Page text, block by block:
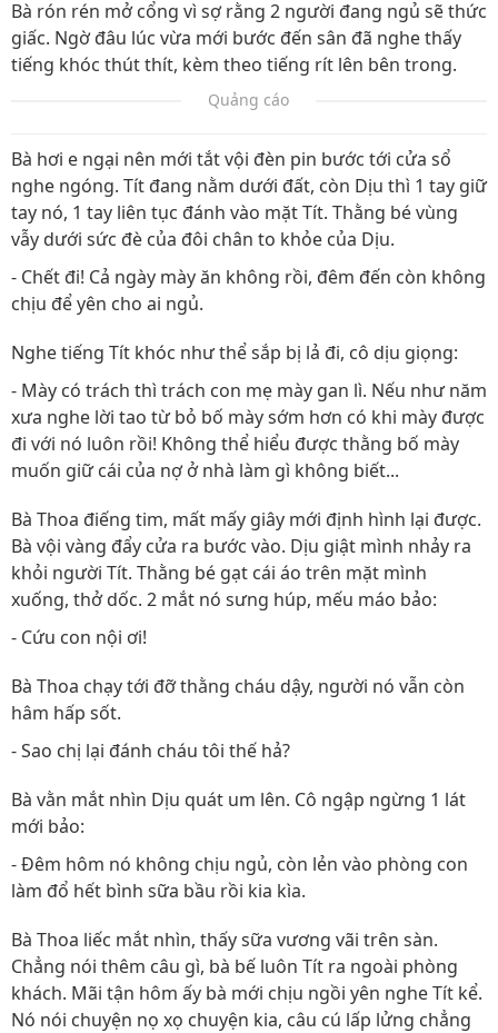
Bà rón rén mở cổng vì sợ rằng 2 người đang ngủ sẽ thức
giấc. Ngờ đâu lúc vừa mới bước đến sân đã nghe thấy
tiếng khóc thút thít, kèm theo tiếng rít lên bên trong.
Quảng cáo
Bà hơi e ngại nên mới tắt vội đèn pin bước tới cửa sổ
nghe ngóng. Tít đang nằm dưới đất, còn Dịu thì 1 tay giữ
tay nó, 1 tay liên tục đánh vào mặt Tít. Thằng bé vùng
vẫy dưới sức đè của đôi chân to khỏe của Dịu.
- Chết đi! Cả ngày mày ăn không rồi, đêm đến còn không
chịu để yên cho ai ngủ.
Nghe tiếng Tít khóc như thể sắp bị lả đi, cô dịu giọng:
- Mày có trách thì trách con mẹ mày gan lì. Nếu như năm
xưa nghe lời tao từ bỏ bố mày sớm hơn có khi mày được
đi với nó luôn rồi! Không thể hiểu được thằng bố mày
muốn giữ cái của nợ ở nhà làm gì không biết...
Bà Thoa điếng tim, mất mấy giây mới định hình lại được.
Bà vội vàng đẩy cửa ra bước vào. Dịu giật mình nhảy ra
khỏi người Tít. Thằng bé gạt cái áo trên mặt mình
xuống, thở dốc. 2 mắt nó sưng húp, mếu máo bảo:
- Cứu con nội ơi!
Bà Thoa chạy tới đỡ thằng cháu dậy, người nó vẫn còn
hâm hấp sốt.
- Sao chị lại đánh cháu tôi thế hả?
Bà vằn mắt nhìn Dịu quát um lên. Cô ngập ngừng 1 lát
mới bảo:
- Đêm hôm nó không chịu ngủ, còn lẻn vào phòng con
làm đổ hết bình sữa bầu rồi kia kìa.
Bà Thoa liếc mắt nhìn, thấy sữa vương vãi trên sàn.
Chẳng nói thêm câu gì, bà bế luôn Tít ra ngoài phòng
khách. Mãi tận hôm ấy bà mới chịu ngồi yên nghe Tít kể.
Nó nói chuyện nọ xọ chuyện kia, câu cú lấp lửng chẳng